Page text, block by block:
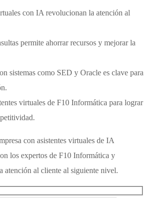
con IA revolucionan la atención al
permite ahorrar recursos y mejorar la
sistemas como SED y Oracle es clave para
virtuales de F10 Informática para lograr
con asistentes virtuales de IA
los expertos de F10 Informática y
atención al cliente al siguiente nivel.